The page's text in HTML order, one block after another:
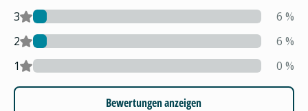
3
6 %
2
6 %
1
0 %
Bewertungen anzeigen